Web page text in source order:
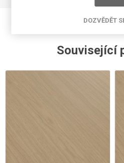
Související
DOZVĚDĚT